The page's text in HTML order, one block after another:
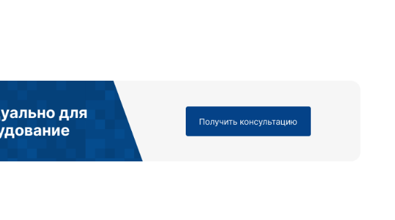
Политика в